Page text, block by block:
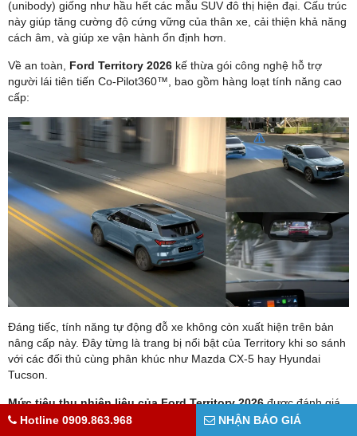
(unibody) giống như hầu hết các mẫu SUV đô thị hiện đại. Cấu trúc
này giúp tăng cường độ cứng vững của thân xe, cải thiện khả năng
cách âm, và giúp xe vận hành ổn định hơn.
Về an toàn, Ford Territory 2026 kế thừa gói công nghệ hỗ trợ
người lái tiên tiến Co-Pilot360™, bao gồm hàng loạt tính năng cao
cấp:
Đáng tiếc, tính năng tự động đỗ xe không còn xuất hiện trên bản
nâng cấp này. Đây từng là trang bị nổi bật của Territory khi so sánh
với các đối thủ cùng phân khúc như Mazda CX-5 hay Hyundai
Tucson.
Mức tiêu thụ nhiên liệu của Ford Territory 2026được đánh giá
là khá tiết kiệm trong phân khúc SUV đô thị. Theo công bố chính
Hotline 0909.863.968 NHẬN BÁO GIÁ